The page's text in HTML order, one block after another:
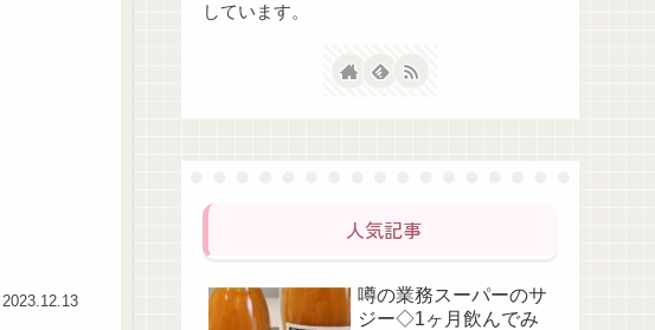
2023.12.13
しています。
人気記事
噂の業務スーパーのサ
ジー◇1ヶ月飲んでみ